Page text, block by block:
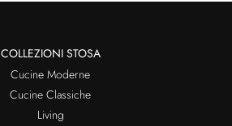
COLLEZIONI STOSA
Cucine Moderne
Cucine Classiche
Living